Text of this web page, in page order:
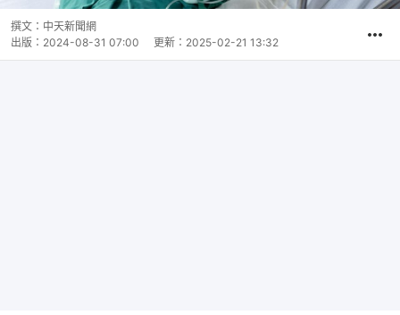
撰文： 中天新聞網
出版： 2024-08-31 07:00 更新： 2025-02-21 13:32